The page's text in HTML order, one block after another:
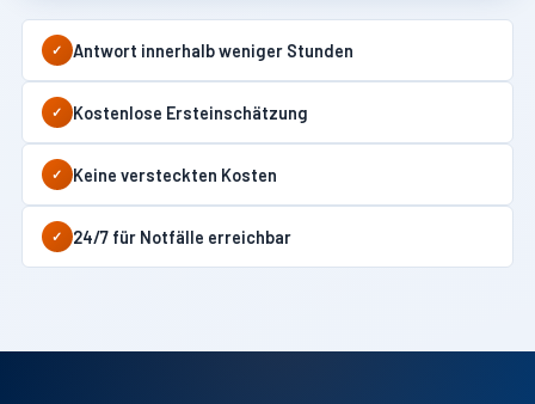
✓ Antwort innerhalb weniger Stunden
✓ Kostenlose Ersteinschätzung
✓ Keine versteckten Kosten
✓ 24/7 für Notfälle erreichbar